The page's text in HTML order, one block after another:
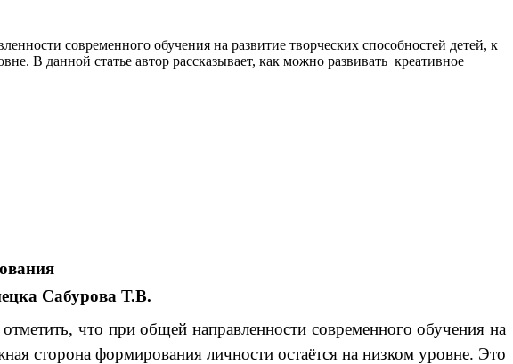
современного обучения на развитие творческих способностей детей, к
В данной статье автор рассказывает, как можно развивать креативное
Сабурова Т.В.
что при общей направленности современного обучения на
сторона формирования личности остаётся на низком уровне. Это